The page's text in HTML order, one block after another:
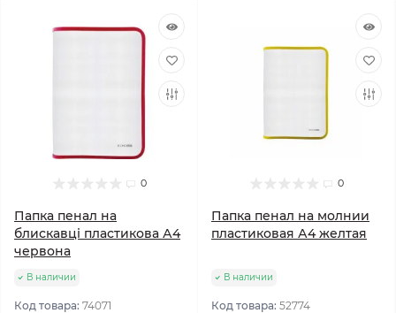
0
Папка пенал на
блискавці пластикова А4
червона
В наличии
Код товара: 74071
0
Папка пенал на молнии
пластиковая А4 желтая
В наличии
Код товара: 52774